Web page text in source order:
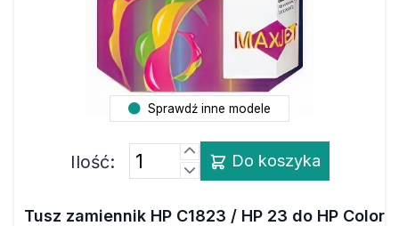
Sprawdź inne modele
Ilość: Do koszyka
Tusz zamiennik HP C1823 / HP 23 do HP Color